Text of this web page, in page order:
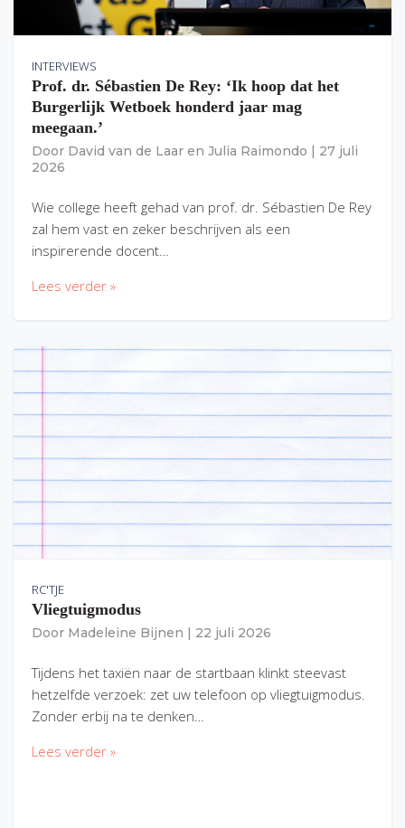
INTERVIEWS
Prof. dr. Sébastien De Rey: ‘Ik hoop dat het
Burgerlijk Wetboek honderd jaar mag
meegaan.’
Door David van de Laar en Julia Raimondo
27 juli
2026
Wie college heeft gehad van prof. dr. Sébastien De Rey
zal hem vast en zeker beschrijven als een
inspirerende docent…
Lees verder »
RC'TJE
Vliegtuigmodus
Door Madeleine Bijnen 22 juli 2026
Tijdens het taxiën naar de startbaan klinkt steevast
hetzelfde verzoek: zet uw telefoon op vliegtuigmodus.
Zonder erbij na te denken…
Lees verder »